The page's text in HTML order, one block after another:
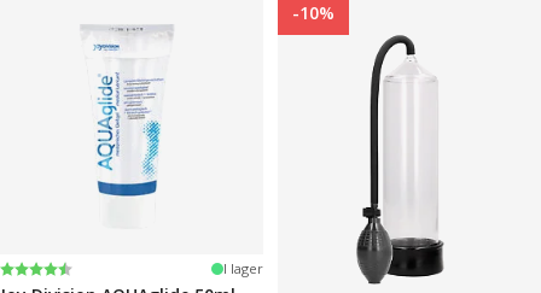
Betyg:
4.2 utav 5 stjärnor I lager
-10%